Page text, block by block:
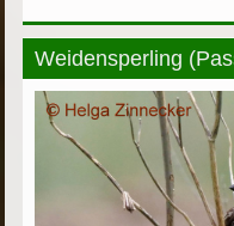
Weidensperling